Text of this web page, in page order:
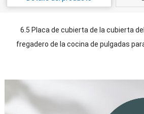
6.5 Placa de cubierta de la cubierta
fregadero de la cocina de pulgadas